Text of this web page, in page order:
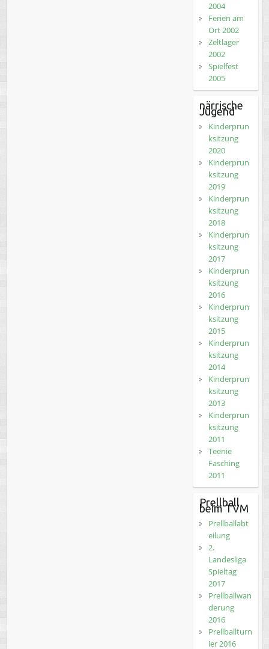
2004
Ferien am
Ort 2002
Zeltlager
2002
Spielfest
2005
närrische
Jugend
Kinderprun
ksitzung
2020
Kinderprun
ksitzung
2019
Kinderprun
ksitzung
2018
Kinderprun
ksitzung
2017
Kinderprun
ksitzung
2016
Kinderprun
ksitzung
2015
Kinderprun
ksitzung
2014
Kinderprun
ksitzung
2013
Kinderprun
ksitzung
2011
Teenie
Fasching
2011
Prellball
beim TVM
Prellballabt
eilung
2.
Landesliga
Spieltag
2017
Prellballwan
derung
2016
Prellballturn
ier 2016